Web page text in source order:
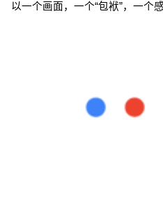
以一个画面，一个“包袱”，一个